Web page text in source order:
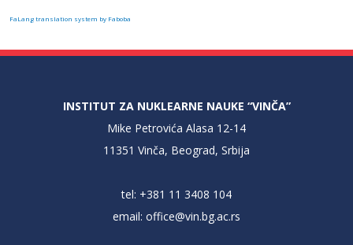
FaLang translation system by Faboba
INSTITUT ZA NUKLEARNE NAUKE “VINČA”
Mike Petrovića Alasa 12-14
11351 Vinča, Beograd, Srbija
tel: +381 11 3408 104
email: office@vin.bg.ac.rs